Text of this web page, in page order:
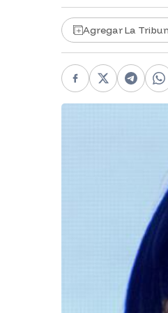
Agregar La
Facebook
X